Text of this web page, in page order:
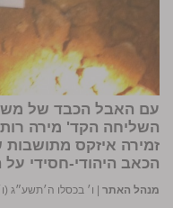
עם האבל הכבד של
השליחה הקד' מירה
זמירה איזקס
הכאב היהודי-חסידי
מנהל האתר ו׳ בכסלו ה׳תשע״ג (ו׳